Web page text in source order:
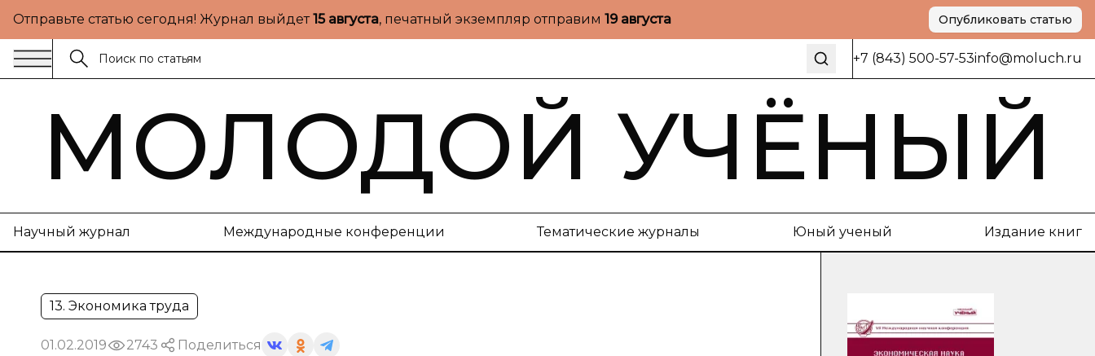
Отправьте статью сегодня! Журнал выйдет15 августа, печатный экземпляр отправим 19 августа Опубликовать статью
+7 (843) 500-57-53info@moluch.ru
МОЛОДОЙ УЧЁНЫЙ
Научный журнал Международные конференции Тематические журналы Юный ученый Издание книг
13. Экономика труда
01.02.2019 2743 Поделиться